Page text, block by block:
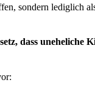
sondern lediglich
dass uneheliche